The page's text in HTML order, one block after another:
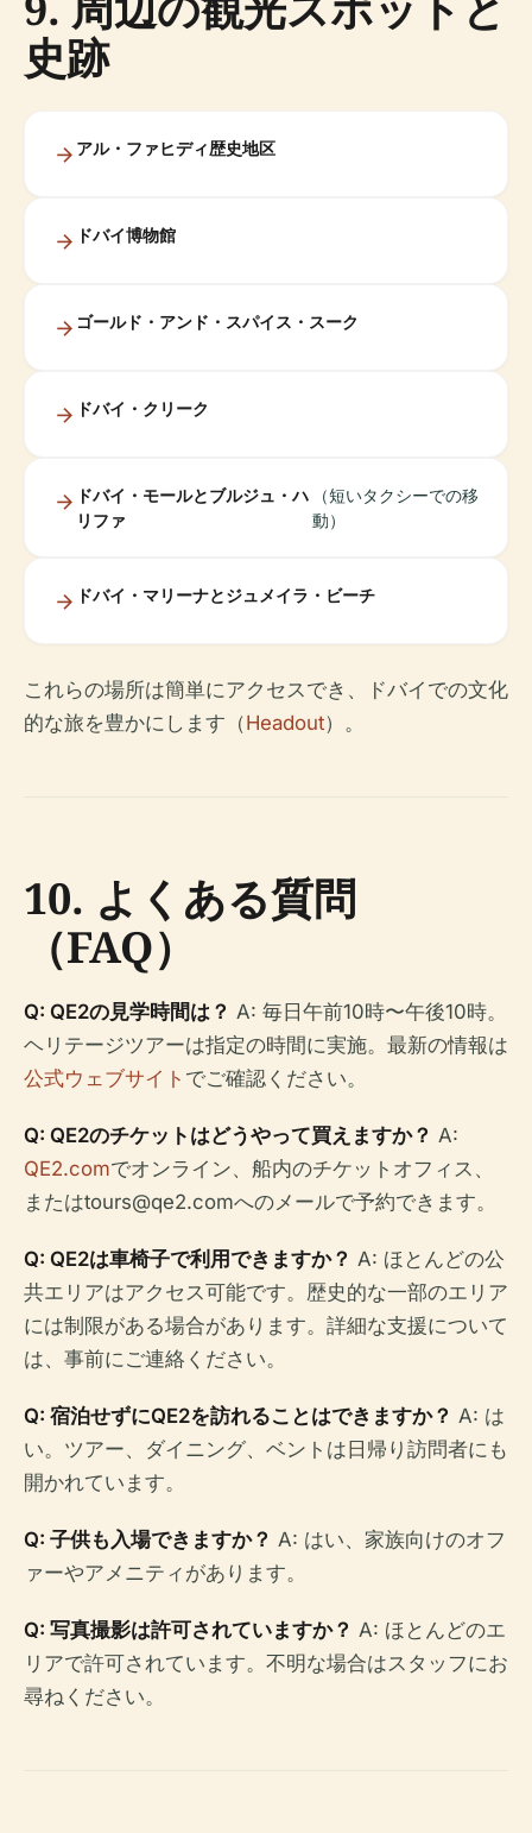
史跡
アル・ファヒディ歴史地区
ドバイ博物館
ゴールド・アンド・スパイス・スーク
ドバイ・クリーク
ドバイ・モールとブルジュ・ハ
リファ
（短いタクシーでの移
動）
ドバイ・マリーナとジュメイラ・ビーチ
これらの場所は簡単にアクセスでき、ドバイでの文化
的な旅を豊かにします（Headout）。
10. よくある質問
（FAQ）
Q: QE2の見学時間は？ A: 毎日午前10時〜午後10時。
ヘリテージツアーは指定の時間に実施。最新の情報は
公式ウェブサイト でご確認ください。
Q: QE2のチケットはどうやって買えますか？ A:
QE2.comでオンライン、船内のチケットオフィス、
またはtours@qe2.comへのメールで予約できます。
Q: QE2は車椅子で利用できますか？ A: ほとんどの公
共エリアはアクセス可能です。歴史的な一部のエリア
には制限がある場合があります。詳細な支援について
は、事前にご連絡ください。
Q: 宿泊せずにQE2を訪れることはできますか？ A: は
い。ツアー、ダイニング、ベントは日帰り訪問者にも
開かれています。
Q: 子供も入場できますか？ A: はい、家族向けのオフ
ァーやアメニティがあります。
Q: 写真撮影は許可されていますか？ A: ほとんどのエ
リアで許可されています。不明な場合はスタッフにお
尋ねください。